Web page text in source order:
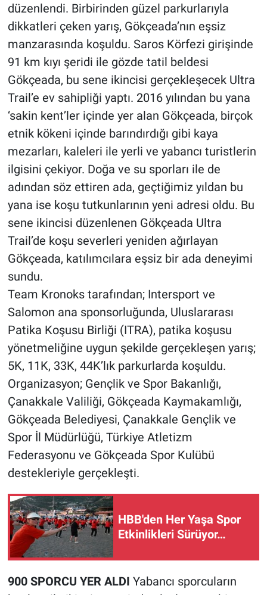
düzenlendi. Birbirinden güzel parkurlarıyla
dikkatleri çeken yarış, Gökçeada’nın eşsiz
manzarasında koşuldu. Saros Körfezi girişinde
91 km kıyı şeridi ile gözde tatil beldesi
Gökçeada, bu sene ikincisi gerçekleşecek Ultra
Trail’e ev sahipliği yaptı. 2016 yılından bu yana
‘sakin kent’ler içinde yer alan Gökçeada, birçok
etnik kökeni içinde barındırdığı gibi kaya
mezarları, kaleleri ile yerli ve yabancı turistlerin
ilgisini çekiyor. Doğa ve su sporları ile de
adından söz ettiren ada, geçtiğimiz yıldan bu
yana ise koşu tutkunlarının yeni adresi oldu. Bu
sene ikincisi düzenlenen Gökçeada Ultra
Trail’de koşu severleri yeniden ağırlayan
Gökçeada, katılımcılara eşsiz bir ada deneyimi
sundu.
Team Kronoks tarafından; Intersport ve
Salomon ana sponsorluğunda, Uluslararası
Patika Koşusu Birliği (ITRA), patika koşusu
yönetmeliğine uygun şekilde gerçekleşen yarış;
5K, 11K, 33K, 44K’lık parkurlarda koşuldu.
Organizasyon; Gençlik ve Spor Bakanlığı,
Çanakkale Valiliği, Gökçeada Kaymakamlığı,
Gökçeada Belediyesi, Çanakkale Gençlik ve
Spor İl Müdürlüğü, Türkiye Atletizm
Federasyonu ve Gökçeada Spor Kulübü
destekleriyle gerçekleşti.
HBB'den Her Yaşa Spor
Etkinlikleri Sürüyor…
900 SPORCU YER ALDI Yabancı sporcuların